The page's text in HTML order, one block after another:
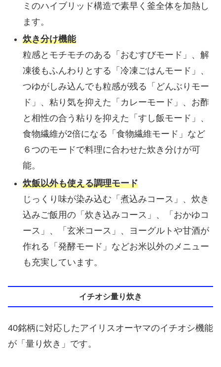
ミのハイブリッド構造で素早く釜全体を加熱し
ます。
炊き分け機能
粒感とモチモチのある「おむすびモード」、解
凍後もふんわりとする「冷凍ごはんモード」、
つゆがしみ込んでも粒感が残る「どんぶりモー
ド」、粘り気を抑えた「カレーモード」、お酢
と相性の合う粘りを抑えた「すし飯モード」、
食物繊維が2倍になる「食物繊維モード」など
６つのモードで料理に合わせた炊き分けが可
能。
炊飯以外も使える調理モード
じっくり味が染み込む「煮込みコース」、炊き
込みご飯用の「炊き込みコース」、「おかゆコ
ース」、「玄米コース」、ヨーグルトや甘酒が
作れる「発酵モード」などお米以外のメニュー
も充実しています。
イチオシ量り炊き
40銘柄に対応したアイリスオーヤマのイチオシ機能
が「量り炊き」です。